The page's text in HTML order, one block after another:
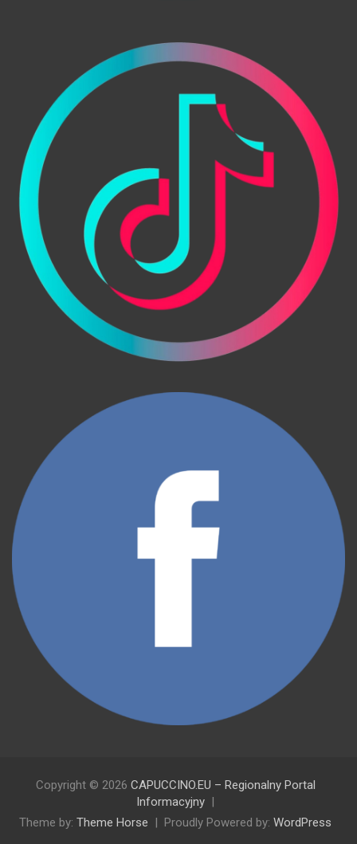
Copyright © 2026 CAPUCCINO.EU – Regionalny Portal
Informacyjny
Theme by: Theme Horse Proudly Powered by: WordPress